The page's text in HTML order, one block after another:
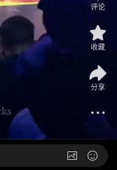
评论
收藏
分享